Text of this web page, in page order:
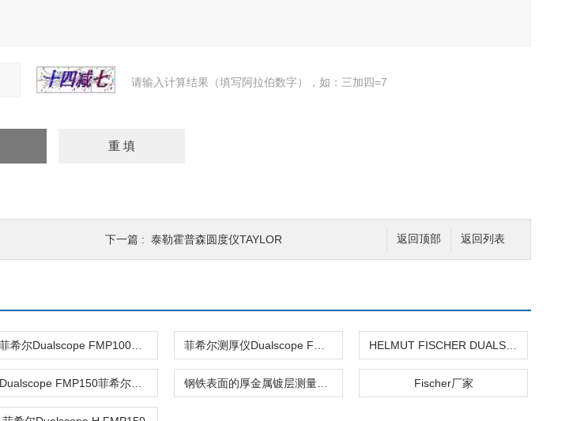
请输入计算结果（填写阿拉伯数字），如：三加四=7
返回列表
返回顶部
下一篇 : 泰勒霍普森圆度仪TAYLOR
Fischer厂家